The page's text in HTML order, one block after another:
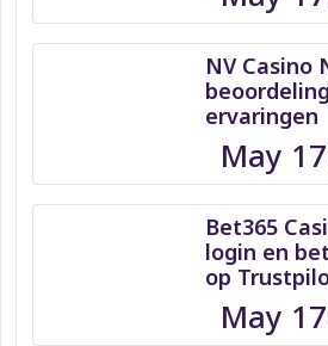
NV Casino
ervaringen
May
Bet365
login en
op
May